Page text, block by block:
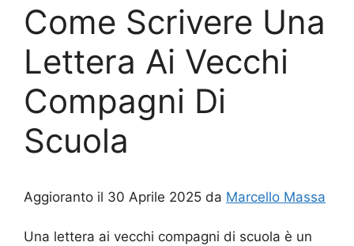
Come Scrivere Una
Lettera Ai Vecchi
Compagni Di
Scuola
Aggioranto il 30 Aprile 2025 da Marcello Massa
Una lettera ai vecchi compagni di scuola è un